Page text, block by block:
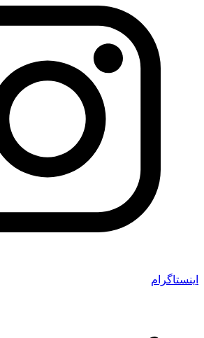
اینستاگرام